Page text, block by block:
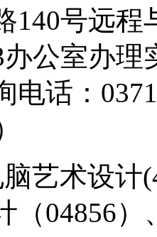
140号远程
公室办理
电话：
术设计
（04856）